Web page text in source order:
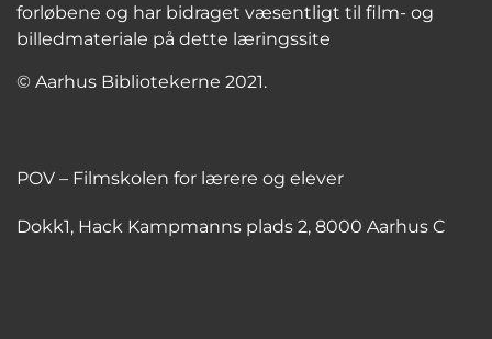
forløbene og har bidraget væsentligt til film- og
billedmateriale på dette læringssite
© Aarhus Bibliotekerne 2021.
POV – Filmskolen for lærere og elever
Dokk1, Hack Kampmanns plads 2, 8000 Aarhus C